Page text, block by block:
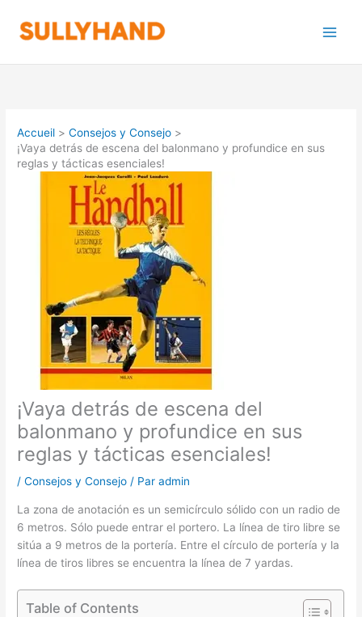
contenu
Accueil
Consejos y Consejo
¡Vaya detrás de escena del balonmano y profundice en sus
reglas y tácticas esenciales!
¡Vaya detrás de escena del
balonmano y profundice en sus
reglas y tácticas esenciales!
/Consejos y Consejo / Paradmin
La zona de anotación es un semicírculo sólido con un radio de
6 metros. Sólo puede entrar el portero. La línea de tiro libre se
sitúa a 9 metros de la portería. Entre el círculo de portería y la
línea de tiros libres se encuentra la línea de 7 yardas.
Table of Contents